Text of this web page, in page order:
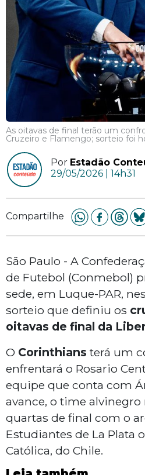
As oitavas de final terão um
Cruzeiro e Flamengo; sorteio foi
Por Estadão
29/05/2026 | 14h31
Compartilhe
São Paulo - A
de Futebol (Conmebol)
sede, em Luque-PAR,
sorteio que definiu os
oitavas de final da
O Corinthians terá um
enfrentará o Rosario
equipe que conta com
avance, o time alvinegro
quartas de final com o
Estudiantes de La Plata
Católica, do Chile.